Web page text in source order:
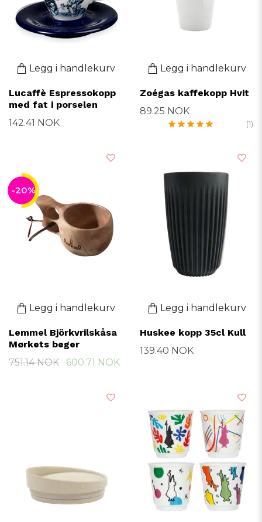
Legg i handlekurv
Lucaffè Espressokopp
med fat i porselen
142.41 NOK
Legg i handlekurv
Zoégas kaffekopp Hvit
89.25 NOK
(1)
-20%
Legg i handlekurv
Lemmel Björkvrilskåsa
Mørkets beger
751.14 NOK
600.71 NOK
Legg i handlekurv
Huskee kopp 35cl Kull
139.40 NOK